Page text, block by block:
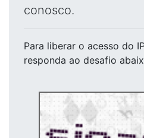
conosco.
Para liberar o acesso do
responda ao desafio